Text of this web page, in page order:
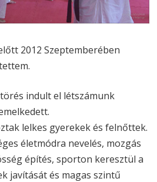
2012 Szeptemberében
indult el létszámunk
lelkes gyerekek és felnőttek.
életmódra nevelés, mozgás
építés, sporton keresztül a
javítását és magas szintű